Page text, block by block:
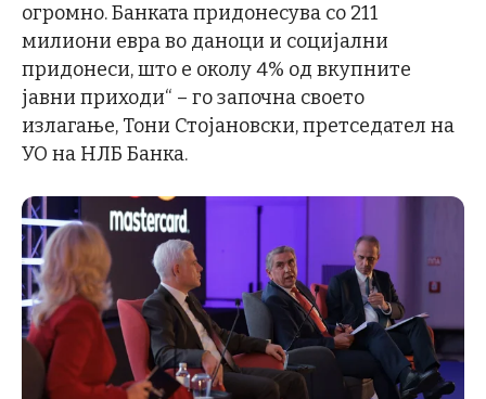
огромно. Банката придонесува со 211
милиони евра во даноци и социјални
придонеси, што е околу 4% од вкупните
јавни приходи“ – го започна своето
излагање, Тони Стојановски, претседател на
УО на НЛБ Банка.